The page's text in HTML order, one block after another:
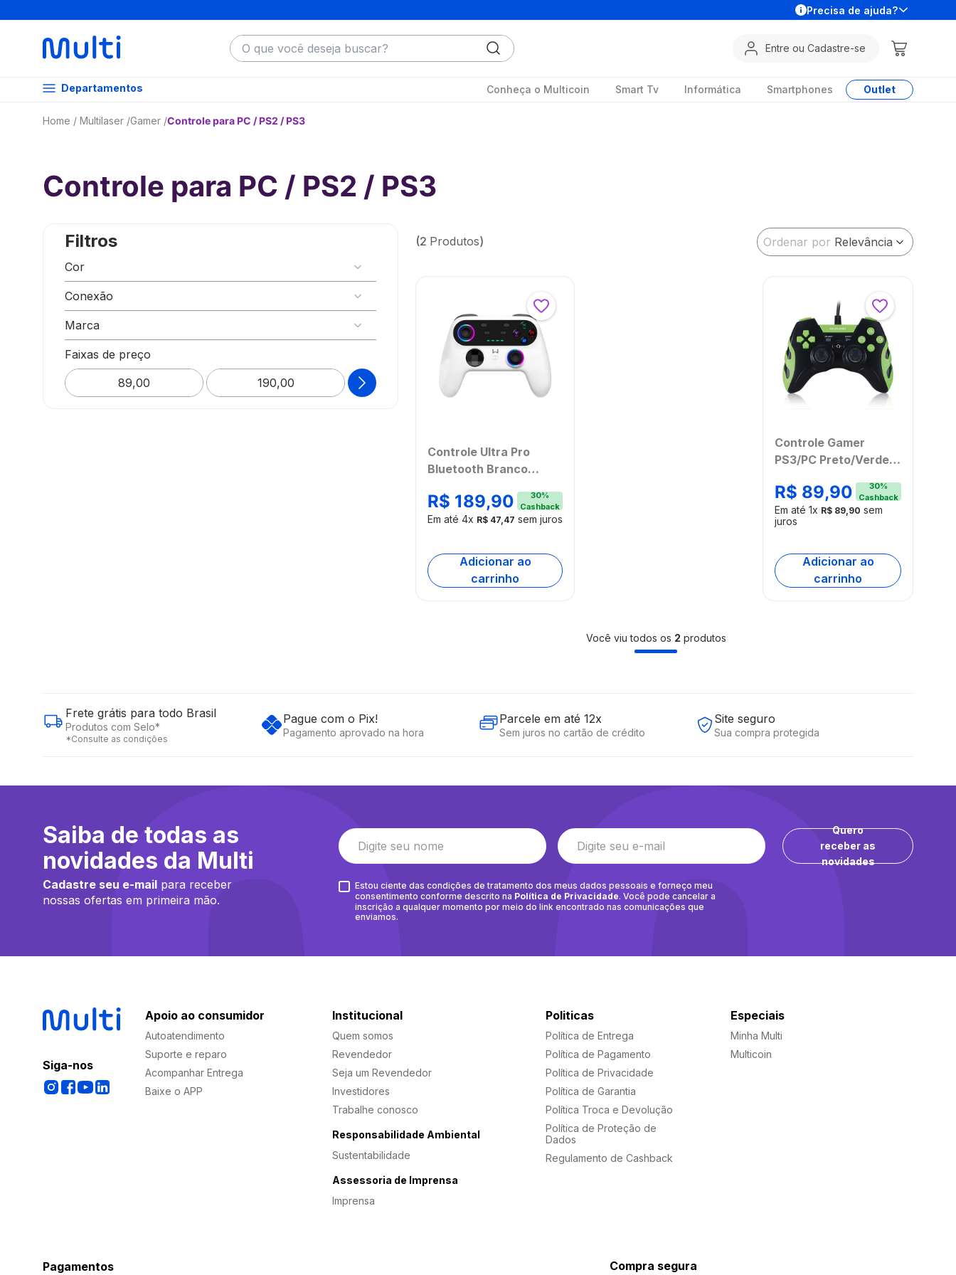
Precisa de ajuda?
O que você deseja buscar?
Entre ou Cadastre-se
Departamentos Conheça o Multicoin Smart Tv Informática Smartphones Outlet
Multilaser Gamer Controle para PC / PS2 / PS3
Controle para PC / PS2 / PS3
Filtros
Cor
Branco
Preto/Verde
Conexão
Marca
Warrior
Multilaser
Faixas de preço
BUSCAR
2 Produtos Ordenar por Relevância
Controle Ultra Pro
Bluetooth Branco
R$ 189,90 30%
Cashback
Em até 4x R$ 47,47 sem juros
Adicionar ao
carrinho
Controle Gamer
PS3/PC Preto/Verde
R$ 89,90 30%
Cashback
Em até 1x R$ 89,90 sem
juros
Adicionar ao
carrinho
Você viu todos os 2 produtos
Frete grátis para todo Brasil
Produtos com Selo*
*Consulte as condições
Pague com o Pix!
Pagamento aprovado na hora
Parcele em até 12x
Sem juros no cartão de crédito
Site seguro
Sua compra protegida
Saiba de todas as
novidades da Multi
Cadastre seu e-mail para receber
nossas ofertas em primeira mão.
Quero
receber as
novidades
Estou ciente das condições de tratamento dos meus dados pessoais e forneço meu
consentimento conforme descrito na Política de Privacidade. Você pode cancelar a
inscrição a qualquer momento por meio do link encontrado nas comunicações que
enviamos.
Siga-nos
Apoio ao consumidor
Autoatendimento
Suporte e reparo
Acompanhar Entrega
Baixe o APP
Institucional
Quem somos
Revendedor
Seja um Revendedor
Investidores
Trabalhe conosco
Responsabilidade Ambiental
Sustentabilidade
Assessoria de Imprensa
Imprensa
Politicas
Política de Entrega
Política de Pagamento
Política de Privacidade
Política de Garantia
Política Troca e Devolução
Política de Proteção de
Dados
Regulamento de Cashback
Especiais
Minha Multi
Multicoin
Pagamentos Compra segura